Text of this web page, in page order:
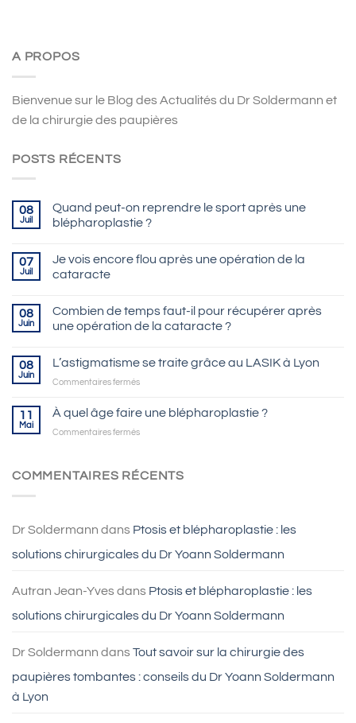
A PROPOS
Bienvenue sur le Blog des Actualités du Dr Soldermann et
de la chirurgie des paupières
POSTS RÉCENTS
08
Juil
Quand peut-on reprendre le sport après une
blépharoplastie ?
07
Juil
Je vois encore flou après une opération de la
cataracte
08
Juin
Combien de temps faut-il pour récupérer après
une opération de la cataracte ?
08
Juin
L’astigmatisme se traite grâce au LASIK à Lyon
Commentaires ferméssur
se
grâce
à
11
Mai
À quel âge faire une blépharoplastie ?
Commentaires ferméssur
âge
?
COMMENTAIRES RÉCENTS
Dr Soldermann dans Ptosis et blépharoplastie : les
solutions chirurgicales du Dr Yoann Soldermann
Autran Jean-Yves dans Ptosis et blépharoplastie : les
solutions chirurgicales du Dr Yoann Soldermann
Dr Soldermann dans Tout savoir sur la chirurgie des
paupières tombantes : conseils du Dr Yoann Soldermann
à Lyon